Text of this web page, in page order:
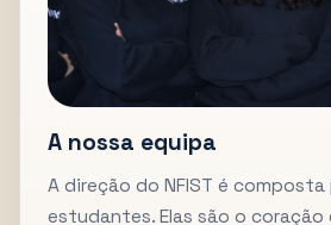
A nossa equipa
A direção do NFIST é
estudantes. Elas são o coração